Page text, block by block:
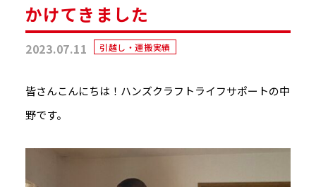
かけてきました
2023.07.11 引越し・運搬実績
皆さんこんにちは！ハンズクラフトライフサポートの中
野です。